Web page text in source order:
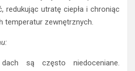
redukując utratę ciepła i chroniąc
temperatur zewnętrznych.
są często niedoceniane.